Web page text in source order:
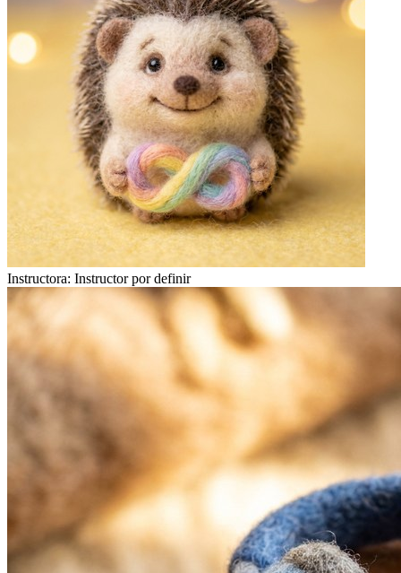
Instructora: Instructor por definir